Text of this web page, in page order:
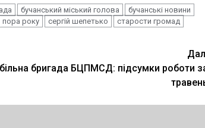
бучанський міський голова
бучанські новини
пора року сергій шепетько
старости громад
бригада БЦПМСД: підсумки роботи